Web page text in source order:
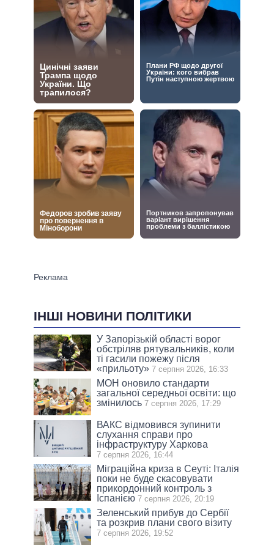
ІНШІ НОВИНИ ПОЛІТИКИ
У Запорізькій області ворог
обстріляв рятувальників, коли
ті гасили пожежу після
«прильоту» 7 серпня 2026, 16:33
МОН оновило стандарти
загальної середньої освіти: що
змінилось 7 серпня 2026, 17:29
ВАКС відмовився зупинити
слухання справи про
інфраструктуру Харкова
7 серпня 2026, 16:44
Міграційна криза в Сеуті: Італія
поки не буде скасовувати
прикордонний контроль з
Іспанією 7 серпня 2026, 20:19
Зеленський прибув до Сербії
та розкрив плани свого візиту
7 серпня 2026, 19:52